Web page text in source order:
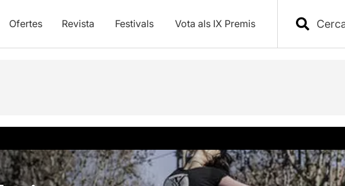
Ofertes Revista Festivals Vota als IX Premis